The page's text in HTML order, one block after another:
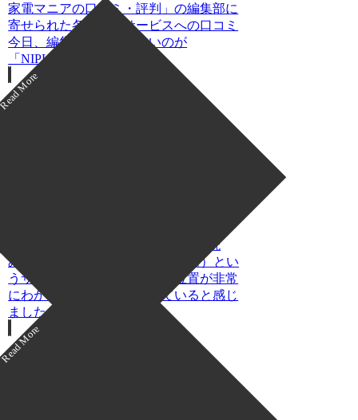
家電マニアの口コミ・評判」の編集部に
寄せられた各商品・サービスへの口コミ
今日、編集部が紹介したいのが
「NIPLUX EYE...
Andbuzzレビュー結果を大公開」を読
み、私はまず &Buzz（アンドバズ）とい
うサービス自体の特徴や立ち位置が非常
にわかりやすくまとめられていると感じ
ました。...